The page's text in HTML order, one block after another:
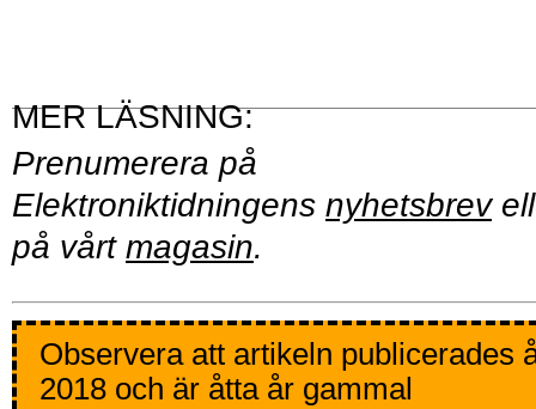
Prenumerera på
Elektroniktidningens nyhetsbrev
på vårt magasin.
Observera att artikeln publicerades
2018 och är åtta år gammal